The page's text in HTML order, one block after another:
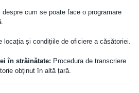
despre cum se poate face o programare
locația și condițiile de oficiere a căsătoriei.
în străinătate: Procedura de transcriere
obținut în altă țară.